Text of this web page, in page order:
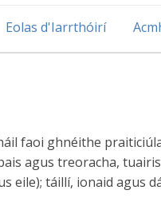
Eolas d'Iarrthóirí
faoi ghnéithe
agus treoracha,
eile); táillí, ionaid agus